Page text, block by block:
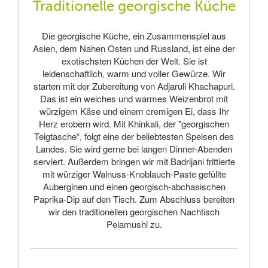
Traditionelle georgische Küche
Die georgische Küche, ein Zusammenspiel aus
Asien, dem Nahen Osten und Russland, ist eine der
exotischsten Küchen der Welt. Sie ist
leidenschaftlich, warm und voller Gewürze. Wir
starten mit der Zubereitung von Adjaruli Khachapuri.
Das ist ein weiches und warmes Weizenbrot mit
würzigem Käse und einem cremigen Ei, dass Ihr
Herz erobern wird. Mit Khinkali, der "georgischen
Teigtasche“, folgt eine der beliebtesten Speisen des
Landes. Sie wird gerne bei langen Dinner-Abenden
serviert. Außerdem bringen wir mit Badrijani frittierte
mit würziger Walnuss-Knoblauch-Paste gefüllte
Auberginen und einen georgisch-abchasischen
Paprika-Dip auf den Tisch. Zum Abschluss bereiten
wir den traditionellen georgischen Nachtisch
Pelamushi zu.